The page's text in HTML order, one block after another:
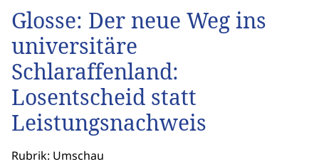
Glosse: Der neue Weg ins
universitäre
Schlaraffenland:
Losentscheid statt
Leistungsnachweis
Rubrik: Umschau